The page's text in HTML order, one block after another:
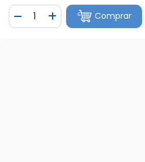
Diminuir Quantidade
Quantidade
Adicionar Quantidade
Comprar